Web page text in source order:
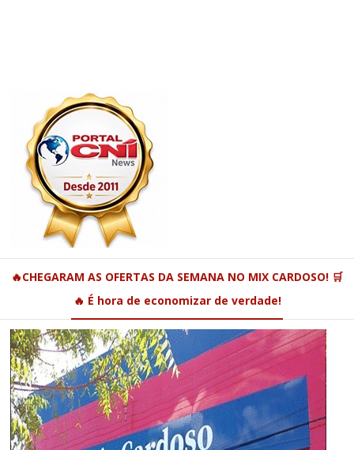
🔥CHEGARAM AS OFERTAS DA SEMANA NO MIX CARDOSO! 🛒
🔥 É hora de economizar de verdade!